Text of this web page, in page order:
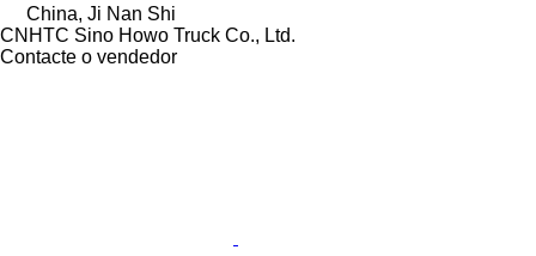
China, Ji Nan Shi
CNHTC Sino Howo Truck Co., Ltd.
Contacte o vendedor